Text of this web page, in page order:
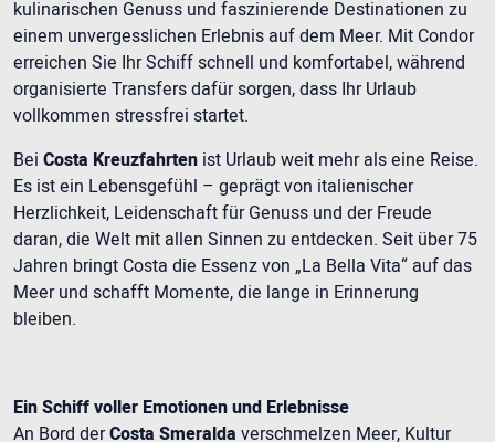
kulinarischen Genuss und faszinierende Destinationen zu
einem unvergesslichen Erlebnis auf dem Meer. Mit Condor
erreichen Sie Ihr Schiff schnell und komfortabel, während
organisierte Transfers dafür sorgen, dass Ihr Urlaub
vollkommen stressfrei startet.
Bei Costa Kreuzfahrten ist Urlaub weit mehr als eine Reise.
Es ist ein Lebensgefühl – geprägt von italienischer
Herzlichkeit, Leidenschaft für Genuss und der Freude
daran, die Welt mit allen Sinnen zu entdecken. Seit über 75
Jahren bringt Costa die Essenz von „La Bella Vita“ auf das
Meer und schafft Momente, die lange in Erinnerung
bleiben.
Ein Schiff voller Emotionen und Erlebnisse
An Bord derCosta Smeralda verschmelzen Meer, Kultur